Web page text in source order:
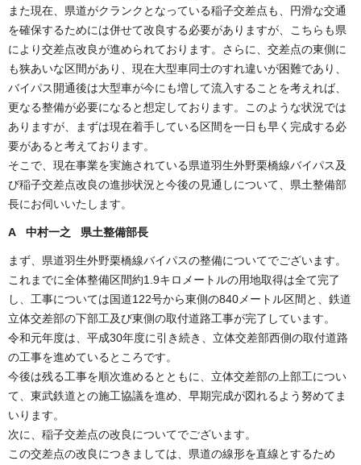
また現在、県道がクランクとなっている稲子交差点も、円滑な交通
を確保するためには併せて改良する必要がありますが、こちらも県
により交差点改良が進められております。さらに、交差点の東側に
も狭あいな区間があり、現在大型車同士のすれ違いが困難であり、
バイパス開通後は大型車が今にも増して流入することを考えれば、
更なる整備が必要になると想定しております。このような状況では
ありますが、まずは現在着手している区間を一日も早く完成する必
要があると考えております。
そこで、現在事業を実施されている県道羽生外野栗橋線バイパス及
び稲子交差点改良の進捗状況と今後の見通しについて、県土整備部
長にお伺いいたします。
A 中村一之 県土整備部長
まず、県道羽生外野栗橋線バイパスの整備についてでございます。
これまでに全体整備区間約1.9キロメートルの用地取得は全て完了
し、工事については国道122号から東側の840メートル区間と、鉄道
立体交差部の下部工及び東側の取付道路工事が完了しています。
令和元年度は、平成30年度に引き続き、立体交差部西側の取付道路
の工事を進めているところです。
今後は残る工事を順次進めるとともに、立体交差部の上部工につい
て、東武鉄道との施工協議を進め、早期完成が図れるよう努めてま
いります。
次に、稲子交差点の改良についてでございます。
この交差点の改良につきましては、県道の線形を直線とするため